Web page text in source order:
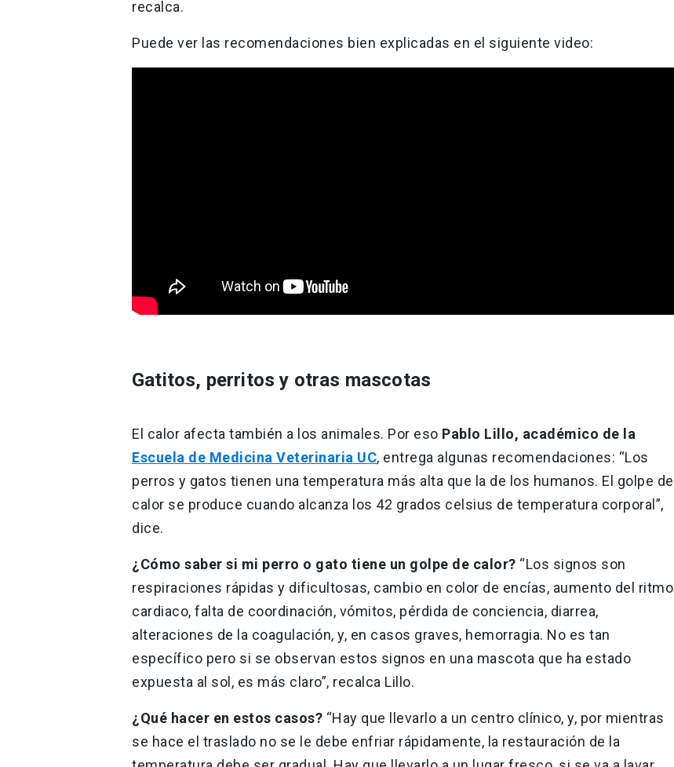
recalca.
Puede ver las recomendaciones bien explicadas en el siguiente video:
Gatitos, perritos y otras mascotas
El calor afecta también a los animales. Por eso Pablo Lillo, académico de la
Escuela de Medicina Veterinaria UC, entrega algunas recomendaciones: “Los
perros y gatos tienen una temperatura más alta que la de los humanos. El golpe de
calor se produce cuando alcanza los 42 grados celsius de temperatura corporal”,
dice.
¿Cómo saber si mi perro o gato tiene un golpe de calor? “Los signos son
respiraciones rápidas y dificultosas, cambio en color de encías, aumento del ritmo
cardiaco, falta de coordinación, vómitos, pérdida de conciencia, diarrea,
alteraciones de la coagulación, y, en casos graves, hemorragia. No es tan
específico pero si se observan estos signos en una mascota que ha estado
expuesta al sol, es más claro”, recalca Lillo.
¿Qué hacer en estos casos? “Hay que llevarlo a un centro clínico, y, por mientras
se hace el traslado no se le debe enfriar rápidamente, la restauración de la